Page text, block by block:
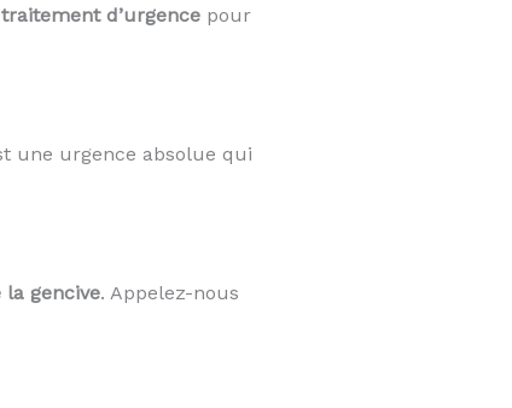
traitement d’urgencepour
une urgence absolue qui
la gencive. Appelez-nous